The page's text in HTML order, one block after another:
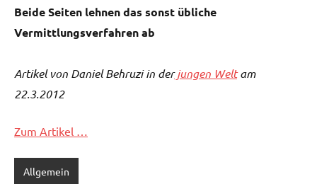
Beide Seiten lehnen das sonst übliche
Vermittlungsverfahren ab
Artikel von Daniel Behruzi in derjungen Weltam
22.3.2012
Zum Artikel …
Allgemein